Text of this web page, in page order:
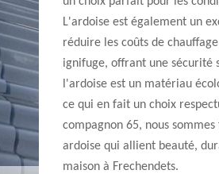
L'ardoise est également un
réduire les coûts de
ignifuge, offrant une sécurité
l'ardoise est un matériau
ce qui en fait un choix
compagnon 65, nous
ardoise qui allient beauté,
maison à Frechendets.